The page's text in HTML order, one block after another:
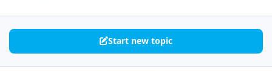
Start new topic